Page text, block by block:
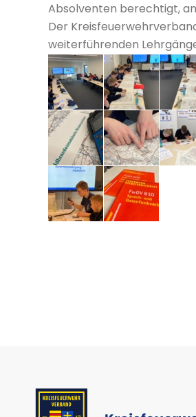
Absolventen berechtigt,
Der
weiterführenden